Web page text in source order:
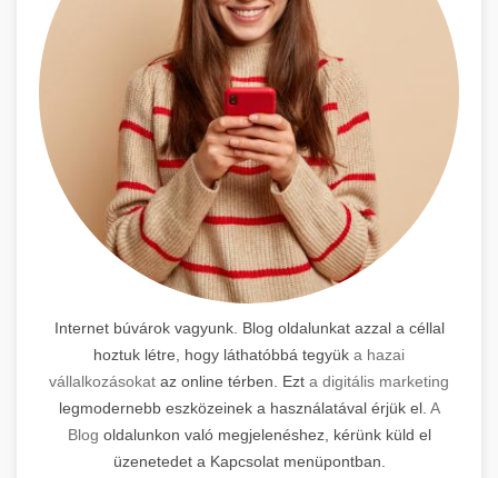
Internet búvárok vagyunk. Blog oldalunkat azzal a céllal
hoztuk létre, hogy láthatóbbá tegyük a hazai
vállalkozásokat az online térben. Ezt a digitális marketing
legmodernebb eszközeinek a használatával érjük el. A
Blog oldalunkon való megjelenéshez, kérünk küld el
üzenetedet a Kapcsolat menüpontban.